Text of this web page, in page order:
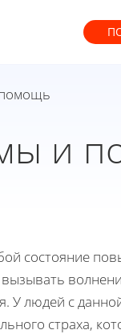
и
состояние
У людей с
страха,